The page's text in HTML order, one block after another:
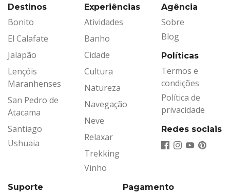
Destinos
Bonito
El Calafate
Jalapão
Lençóis
Maranhenses
San Pedro de
Atacama
Santiago
Ushuaia
Experiências
Atividades
Banho
Cidade
Cultura
Natureza
Navegação
Neve
Relaxar
Trekking
Vinho
Agência
Sobre
Blog
Políticas
Termos e
condições
Política de
privacidade
Redes sociais
Suporte Pagamento